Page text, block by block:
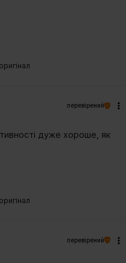
перевірений
дуже хороше, як
перевірений